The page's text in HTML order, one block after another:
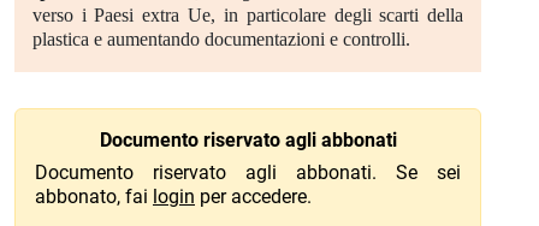
verso i Paesi extra Ue, in particolare degli scarti della
plastica e aumentando documentazioni e controlli.
Documento riservato agli abbonati
Documento riservato agli abbonati. Se sei
abbonato, fai login per accedere.